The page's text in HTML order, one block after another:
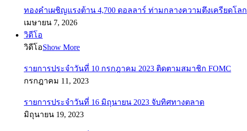
ทองคำเผชิญแรงต้าน 4,700 ดอลลาร์ ท่ามกลางความตึงเครียดโลก
เมษายน 7, 2026
วิดีโอ
วิดีโอShow More
รายการประจำวันที่ 10 กรกฎาคม 2023 ติดตามสมาชิก FOMC
กรกฎาคม 11, 2023
รายการประจำวันที่ 16 มิถุนายน 2023 จับทิศทางตลาด
มิถุนายน 19, 2023